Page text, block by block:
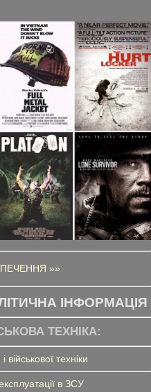
»»
ІНФОРМАЦІЯ
ТЕХНІКА:
військової техніки
в ЗСУ